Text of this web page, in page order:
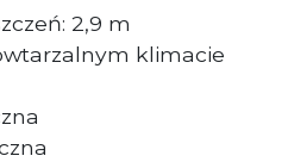
2,9 m
klimacie